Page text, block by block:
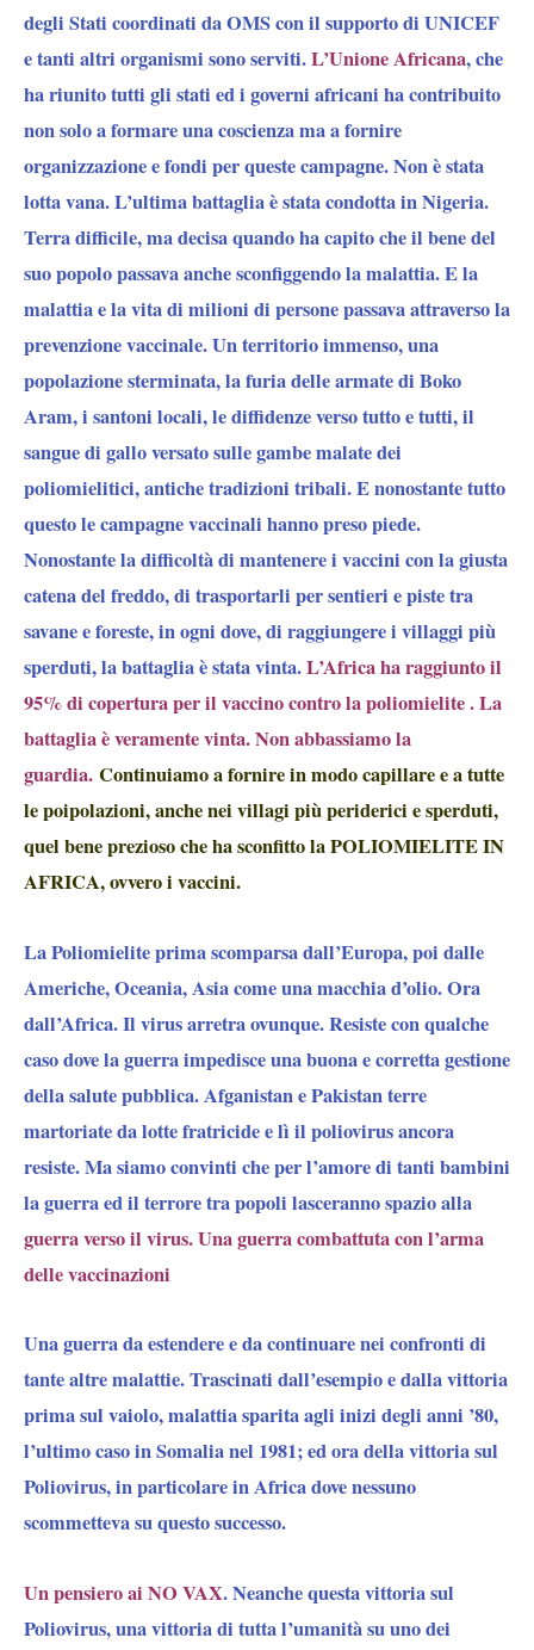
degli Stati coordinati da OMS con il supporto di UNICEF
e tanti altri organismi sono serviti.L’Unione Africana, che
ha riunitotutti gli stati ed i governi africani ha contribuito
non solo a formare una coscienza ma a fornire
organizzazione e fondi per queste campagne. Non è stata
lotta vana. L’ultima battaglia è stata condotta in Nigeria.
Terra difficile, ma decisa quando ha capito che il bene del
suo popolo passava anche sconfiggendo la malattia. E la
malattia e la vita di milioni di persone passava attraverso la
prevenzione vaccinale. Un territorio immenso, una
popolazione sterminata, la furia delle armate di Boko
Aram, i santoni locali, le diffidenze verso tutto e tutti, il
sangue di gallo versato sulle gambe malate dei
poliomielitici, antiche tradizioni tribali. E nonostante tutto
questo le campagne vaccinali hanno preso piede.
Nonostante la difficoltà di mantenere i vaccini con la giusta
catena del freddo, di trasportarli per sentieri e piste tra
savane e foreste, in ogni dove, di raggiungere i villaggi più
sperduti, la battaglia è stata vinta.L’Africa ha raggiunto il
95% di copertura per il vaccino contro la poliomielite . La
battaglia è veramente vinta. Non abbassiamo la
guardia. Continuiamo a fornire in modo capillare e a tutte
le poipolazioni, anche nei villagi più periderici e sperduti,
quel bene prezioso che ha sconfitto la POLIOMIELITE IN
AFRICA, ovvero i vaccini.
La Poliomielite prima scomparsa dall’Europa, poi dalle
Americhe, Oceania, Asia come una macchia d’olio. Ora
dall’Africa. Il virus arretra ovunque. Resiste con qualche
caso dove la guerra impedisce una buona e corretta gestione
della salute pubblica.Afganistan e Pakistan terre
martoriate da lotte fratricide e lì il poliovirus ancora
resiste.Ma siamo convinti che per l’amore di tanti bambini
la guerra ed il terrore tra popoli lasceranno spazio alla
guerra verso il virus. Una guerra combattuta con l’arma
delle vaccinazioni
Una guerra da estendere e da continuare nei confronti di
tante altre malattie. Trascinati dall’esempio e dalla vittoria
prima sul vaiolo, malattia sparita agli inizi degli anni ’80,
l’ultimo caso in Somalia nel 1981; ed ora della vittoria sul
Poliovirus, in particolare in Africa dove nessuno
scommetteva su questo successo.
Un pensiero ai NO VAX. Neanche questa vittoria sul
Poliovirus, una vittoria di tutta l’umanità su uno dei